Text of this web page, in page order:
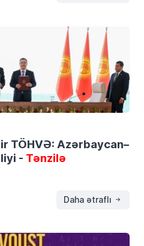
TÖHVƏ: Azərbaycan–
- Tənzilə
Daha ətraflı